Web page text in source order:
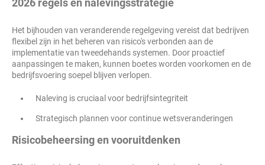
2026 regels en nalevingsstrategie
Het bijhouden van veranderende regelgeving vereist dat bedrijven
flexibel zijn in het beheren van risico's verbonden aan de
implementatie van tweedehands systemen. Door proactief
aanpassingen te maken, kunnen boetes worden voorkomen en de
bedrijfsvoering soepel blijven verlopen.
Naleving is cruciaal voor bedrijfsintegriteit
Strategisch plannen voor continue wetsveranderingen
Risicobeheersing en vooruitdenken